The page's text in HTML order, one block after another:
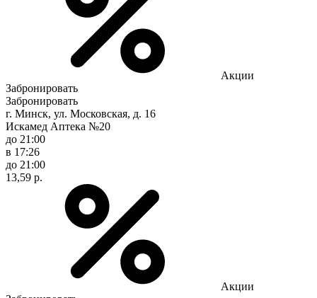
Акции
Забронировать
Забронировать
г. Минск, ул. Московская, д. 16
Искамед Аптека №20
до 21:00
в 17:26
до 21:00
13,59 р.
Акции